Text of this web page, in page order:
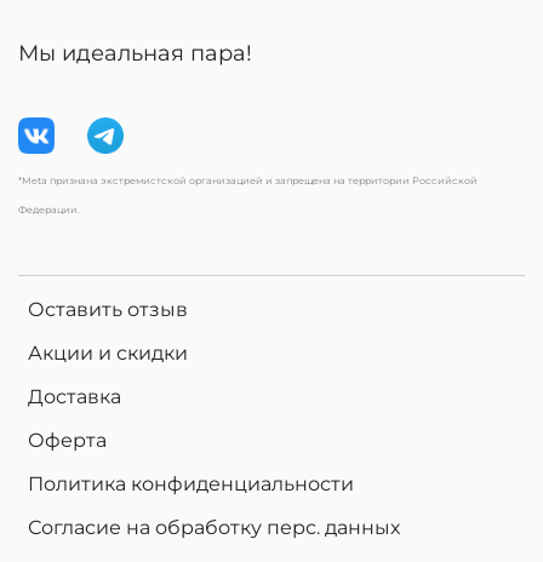
Оставить отзыв
Акции и скидки
Доставка
Оферта
Политика конфиденциальности
Согласие на обработку перс. данных
Мы идеальная пара!
*Meta признана экстремистской организацией и запрещена на территории Российской
Федерации.